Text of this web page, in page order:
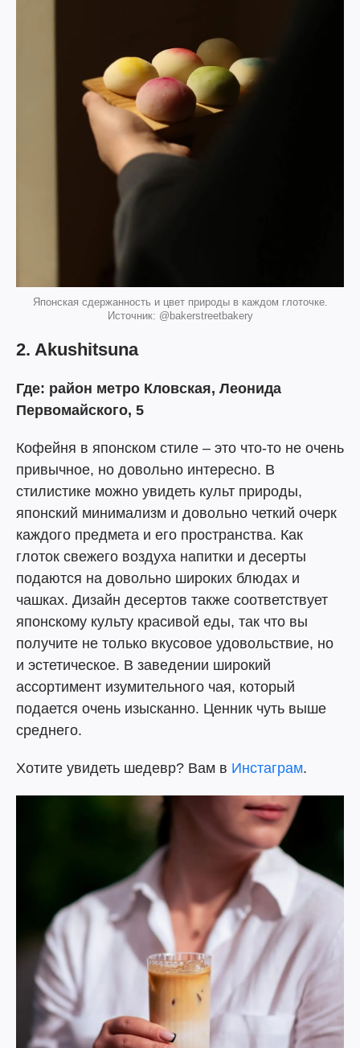
Японская сдержанность и цвет природы в каждом глоточке.
Источник: @bakerstreetbakery
2. Akushitsuna
Где: район метро Кловская, Леонида
Первомайского, 5
Кофейня в японском стиле – это что-то не очень
привычное, но довольно интересно. В
стилистике можно увидеть культ природы,
японский минимализм и довольно четкий очерк
каждого предмета и его пространства. Как
глоток свежего воздуха напитки и десерты
подаются на довольно широких блюдах и
чашках. Дизайн десертов также соответствует
японскому культу красивой еды, так что вы
получите не только вкусовое удовольствие, но
и эстетическое. В заведении широкий
ассортимент изумительного чая, который
подается очень изысканно. Ценник чуть выше
среднего.
Хотите увидеть шедевр? Вам в Инстаграм.